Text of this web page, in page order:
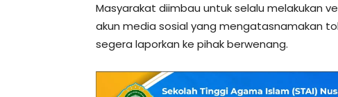
Masyarakat diimbau untuk selalu melakukan
akun media sosial yang mengatasnamakan
segera laporkan ke pihak berwenang.